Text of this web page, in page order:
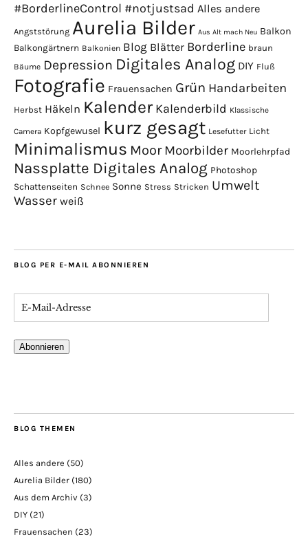
#BorderlineControl #notjustsad Alles andere
Angststörung Aurelia Bilder Aus Alt mach Neu Balkon
Balkongärtnern Balkonien Blog Blätter Borderline braun
Bäume Depression Digitales Analog DIY Fluß
Fotografie Frauensachen Grün Handarbeiten
Herbst Häkeln Kalender Kalenderbild Klassische
Camera Kopfgewusel kurz gesagt Lesefutter Licht
Minimalismus Moor Moorbilder Moorlehrpfad
Nassplatte Digitales Analog Photoshop
Schattenseiten Schnee Sonne Stress Stricken Umwelt
Wasser weiß
BLOG PER E-MAIL ABONNIEREN
Abonnieren
BLOG THEMEN
Alles andere (50)
Aurelia Bilder (180)
Aus dem Archiv (3)
DIY (21)
Frauensachen (23)